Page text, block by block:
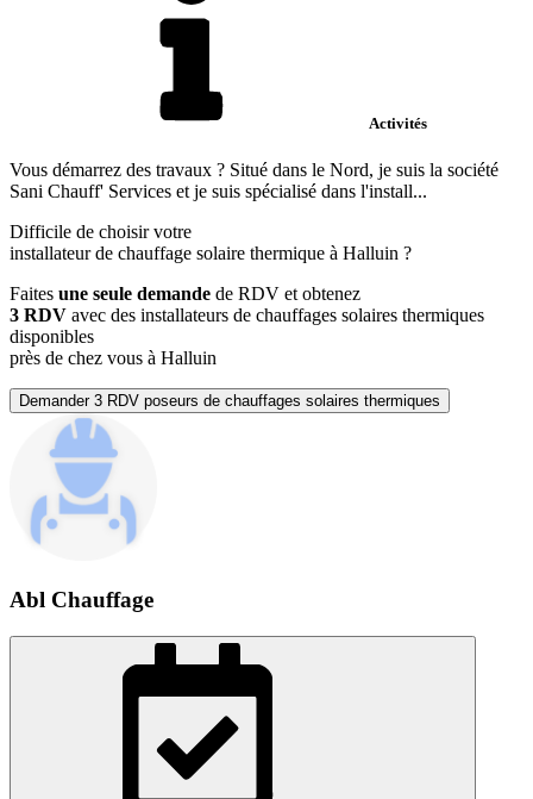
Activités
Vous démarrez des travaux ? Situé dans le Nord, je suis la société
Sani Chauff' Services et je suis spécialisé dans l'install...
Difficile de choisir votre
installateur de chauffage solaire thermique à Halluin ?
Faites une seule demande de RDV et obtenez
3 RDV avec des installateurs de chauffages solaires thermiques
disponibles
près de chez vous à Halluin
Demander 3 RDV poseurs de chauffages solaires thermiques
Abl Chauffage